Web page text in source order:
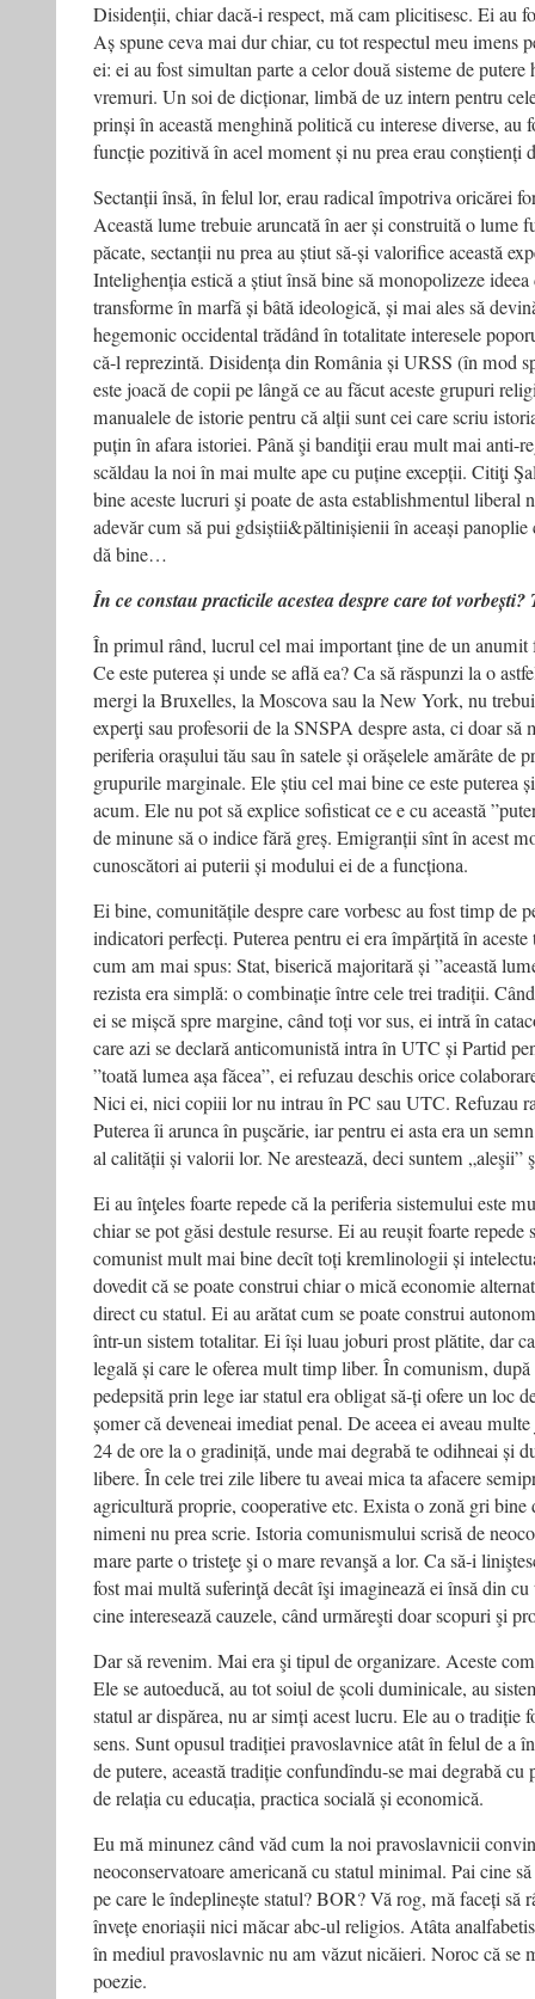
Disidenții, chiar dacă-i respect, mă cam plicitisesc. Ei au
Aș spune ceva mai dur chiar, cu tot respectul meu imens
ei: ei au fost simultan parte a celor două sisteme de putere
vremuri. Un soi de dicționar, limbă de uz intern pentru
prinși în această menghină politică cu interese diverse, au
funcție pozitivă în acel moment și nu prea erau conștienți
Sectanții însă, în felul lor, erau radical împotriva oricărei
Această lume trebuie aruncată în aer și construită o lume
păcate, sectanții nu prea au știut să-și valorifice această
Intelighenția estică a știut însă bine să monopolizeze ideea
transforme în marfă și bâtă ideologică, și mai ales să
hegemonic occidental trădând în totalitate interesele
că-l reprezintă. Disidența din România și URSS (în mod
este joacă de copii pe lângă ce au făcut aceste grupuri
manualele de istorie pentru că alții sunt cei care scriu
puțin în afara istoriei. Până şi bandiţii erau mult mai anti-
scăldau la noi în mai multe ape cu puține excepții. Citiţi
bine aceste lucruri şi poate de asta establishmentul liberal
adevăr cum să pui gdsiștii&păltinișienii în aceași
dă bine…
În ce constau practicile acestea despre care tot
În primul rând, lucrul cel mai important ține de un anumit
Ce este puterea și unde se află ea? Ca să răspunzi la o
mergi la Bruxelles, la Moscova sau la New York, nu
experţi sau profesorii de la SNSPA despre asta, ci doar să
periferia orașului tău sau în satele și orășelele amărâte de
grupurile marginale. Ele știu cel mai bine ce este puterea
acum. Ele nu pot să explice sofisticat ce e cu această
de minune să o indice fără greș. Emigranții sînt în acest
cunoscători ai puterii și modului ei de a funcționa.
Ei bine, comunitățile despre care vorbesc au fost timp de
indicatori perfecți. Puterea pentru ei era împărțită în
cum am mai spus: Stat, biserică majoritară și ”această
rezista era simplă: o combinație între cele trei tradiții.
ei se mișcă spre margine, când toți vor sus, ei intră în
care azi se declară anticomunistă intra în UTC și Partid
”toată lumea așa făcea”, ei refuzau deschis orice
Nici ei, nici copiii lor nu intrau în PC sau UTC. Refuzau
Puterea îi arunca în puşcărie, iar pentru ei asta era un
al calității și valorii lor. Ne arestează, deci suntem „aleşii”
Ei au înţeles foarte repede că la periferia sistemului este
chiar se pot găsi destule resurse. Ei au reușit foarte repede
comunist mult mai bine decît toți kremlinologii și
dovedit că se poate construi chiar o mică economie
direct cu statul. Ei au arătat cum se poate construi
într-un sistem totalitar. Ei își luau joburi prost plătite, dar
legală și care le oferea mult timp liber. În comunism,
pedepsită prin lege iar statul era obligat să-ți ofere un loc
șomer că deveneai imediat penal. De aceea ei aveau
24 de ore la o gradiniță, unde mai degrabă te odihneai și
libere. În cele trei zile libere tu aveai mica ta afacere
agricultură proprie, cooperative etc. Exista o zonă gri bine
nimeni nu prea scrie. Istoria comunismului scrisă de
mare parte o tristeţe şi o mare revanşă a lor. Ca să-i
fost mai multă suferinţă decât îşi imaginează ei însă din
cine interesează cauzele, când urmăreşti doar scopuri şi
Dar să revenim. Mai era şi tipul de organizare. Aceste
Ele se autoeducă, au tot soiul de școli duminicale, au
statul ar dispărea, nu ar simți acest lucru. Ele au o tradiție
sens. Sunt opusul tradiției pravoslavnice atât în felul de a
de putere, această tradiție confundîndu-se mai degrabă cu
de relația cu educația, practica socială și economică.
Eu mă minunez când văd cum la noi pravoslavnicii
neoconservatoare americană cu statul minimal. Pai cine
pe care le îndeplinește statul? BOR? Vă rog, mă faceți să
învețe enoriașii nici măcar abc-ul religios. Atâta
în mediul pravoslavnic nu am văzut nicăieri. Noroc că se
poezie.